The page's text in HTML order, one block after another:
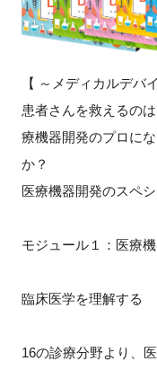
イベント
インタビュー・コラム
ニュース・掲示板
施設・アクセス
FAQ
【 ～メディカルデバ
患者さんを救えるの
療機器開発のプロに
か？
医療機器開発のスペ
モジュール１：医療
臨床医学を理解する
16の診療分野より、